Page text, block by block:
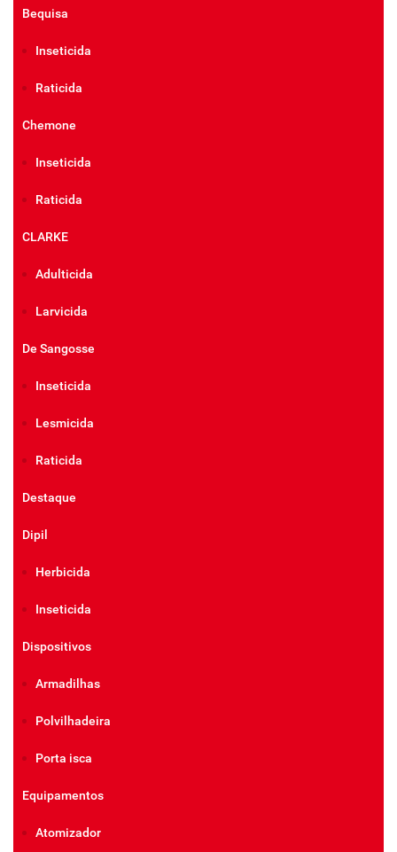
Bequisa
Inseticida
Raticida
Chemone
Inseticida
Raticida
CLARKE
Adulticida
Larvicida
De Sangosse
Inseticida
Lesmicida
Raticida
Destaque
Dipil
Herbicida
Inseticida
Dispositivos
Armadilhas
Polvilhadeira
Porta isca
Equipamentos
Atomizador